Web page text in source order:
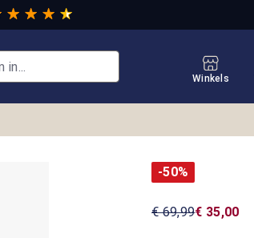
Winkels
-50%
€ 69,99€ 35,00